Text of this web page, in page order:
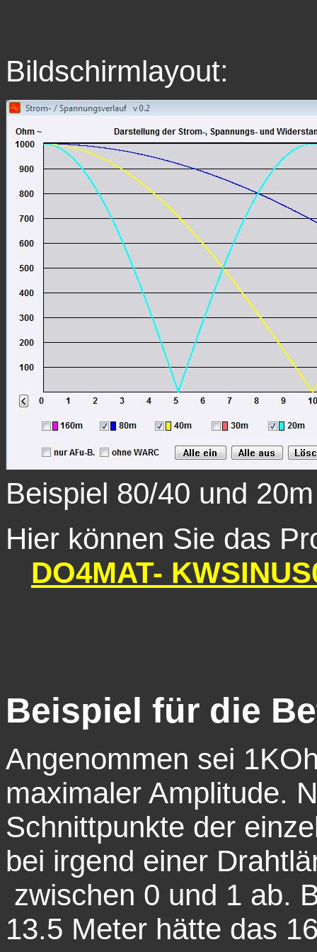
Bildschirmlayout:
Beispiel 80/40 und 20m
Hier können Sie das
DO4MAT-
Beispiel für die
Angenommen sei
maximaler Amplitude.
Schnittpunkte der
bei irgend einer
zwischen 0 und 1 ab.
13.5 Meter hätte das